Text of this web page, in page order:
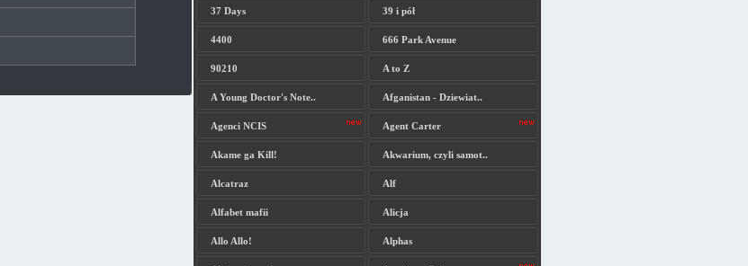
37 Days 39 i pół
4400 666 Park Avenue
90210 A to Z
A Young Doctor's Note.. Afganistan - Dziewiat..
Agenci NCIS Agent Carter
Akame ga Kill! Akwarium, czyli samot..
Alcatraz Alf
Alfabet mafii Alicja
Allo Allo! Alphas